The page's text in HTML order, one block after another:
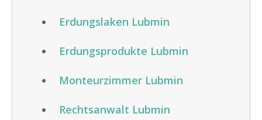
Erdungslaken Lubmin
Erdungsprodukte Lubmin
Monteurzimmer Lubmin
Rechtsanwalt Lubmin